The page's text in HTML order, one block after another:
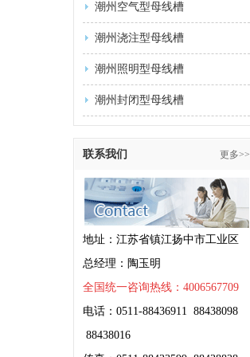
潮州空气型母线槽
潮州浇注型母线槽
潮州照明型母线槽
潮州封闭型母线槽
联系我们 更多>>
地址：江苏省镇江扬中市工业区
总经理：陶玉明
全国统一咨询热线：4006567709
电话：0511-88436911 88438098
88438016